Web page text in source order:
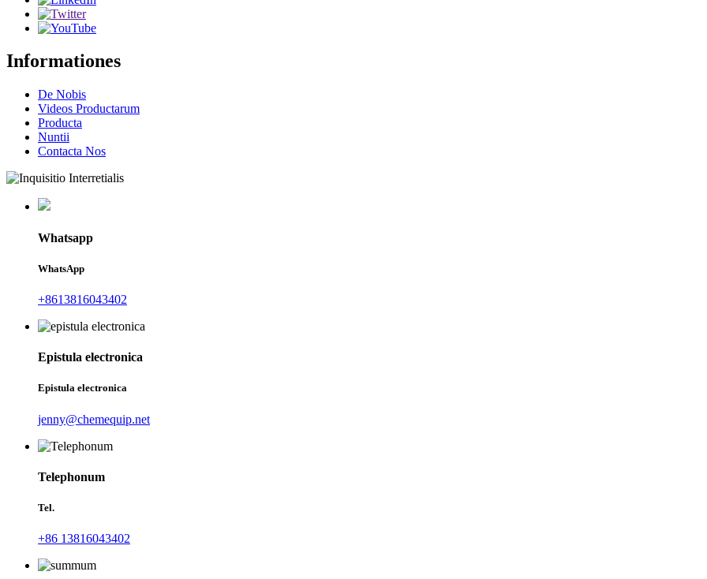
Informationes
De Nobis
Videos Productarum
Producta
Nuntii
Contacta Nos
Whatsapp
WhatsApp
+8613816043402
Epistula electronica
Epistula electronica
jenny@chemequip.net
Telephonum
Tel.
+86 13816043402